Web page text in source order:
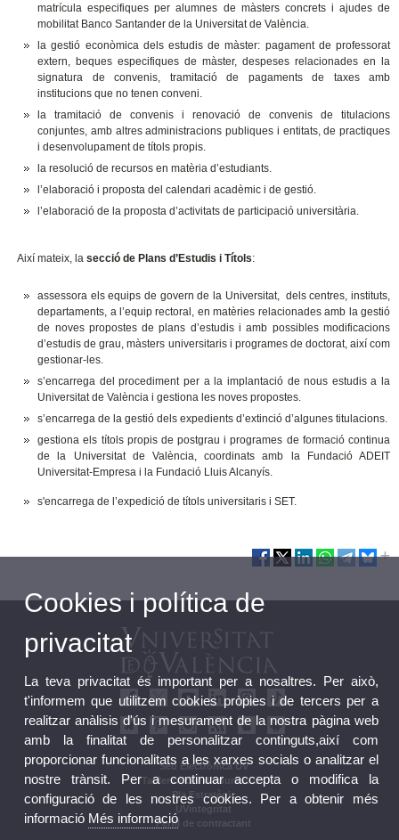
matrícula especifiques per alumnes de màsters concrets i ajudes de
mobilitat Banco Santander de la Universitat de València.
la gestió econòmica dels estudis de màster: pagament de professorat
extern, beques especifiques de màster, despeses relacionades en la
signatura de convenis, tramitació de pagaments de taxes amb
institucions que no tenen conveni.
la tramitació de convenis i renovació de convenis de titulacions
conjuntes, amb altres administracions publiques i entitats, de practiques
i desenvolupament de títols propis.
la resolució de recursos en matèria d’estudiants.
l’elaboració i proposta del calendari acadèmic i de gestió.
l’elaboració de la proposta d’activitats de participació universitària.
Així mateix, lasecció de Plans d’Estudis i Títols:
assessora els equips de govern de la Universitat, dels centres, instituts,
departaments, a l’equip rectoral, en matèries relacionades amb la gestió
de noves propostes de plans d’estudis i amb possibles modificacions
d’estudis de grau, màsters universitaris i programes de doctorat, així com
gestionar-les.
s’encarrega del procediment per a la implantació de nous estudis a la
Universitat de València i gestiona les noves propostes.
s’encarrega de la gestió dels expedients d’extinció d’algunes titulacions.
gestiona els títols propis de postgrau i programes de formació continua
de la Universitat de València, coordinats amb la Fundació ADEIT
Universitat-Empresa i la Fundació Lluis Alcanyís.
s'encarrega de l’expedició de títols universitaris i SET.
Seu Electrònica UV
Tauler oficial d'anuncis UV
Pla Estratègic
UVintegritat
Perfil de contractant
Cookies i política de
privacitat
La teva privacitat és important per a nosaltres. Per això,
t'informem que utilitzem cookies pròpies i de tercers per a
realitzar anàlisis d'ús i mesurament de la nostra pàgina web
amb la finalitat de personalitzar continguts,així com
proporcionar funcionalitats a les xarxes socials o analitzar el
nostre trànsit. Per a continuar accepta o modifica la
configuració de les nostres cookies. Per a obtenir més
informació Més informació